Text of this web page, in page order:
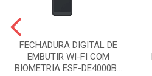
FECHADURA DIGITAL DE
EMBUTIR WI-FI COM
BIOMETRIA ESF-DE4000B...